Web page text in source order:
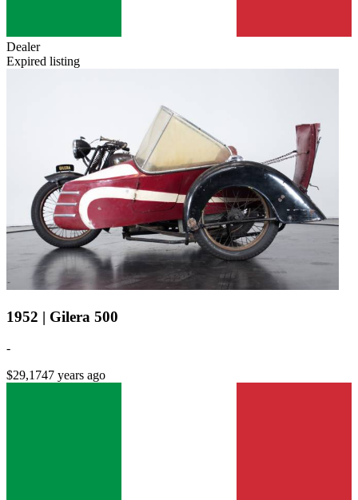
Dealer
Expired listing
1952 | Gilera 500
-
$29,1747 years ago